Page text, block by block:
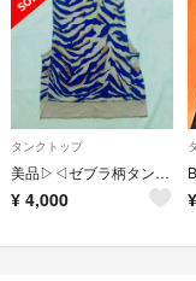
タンクトップ
美品▷◁ゼブラ柄タンクトップ
¥ 4,000 ¥